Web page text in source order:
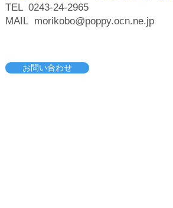
TEL 0243-24-2965
MAIL morikobo@poppy.ocn.ne.jp
お問い合わせ